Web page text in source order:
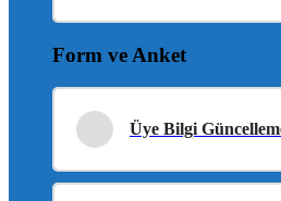
Form ve Anket
Üye Bilgi